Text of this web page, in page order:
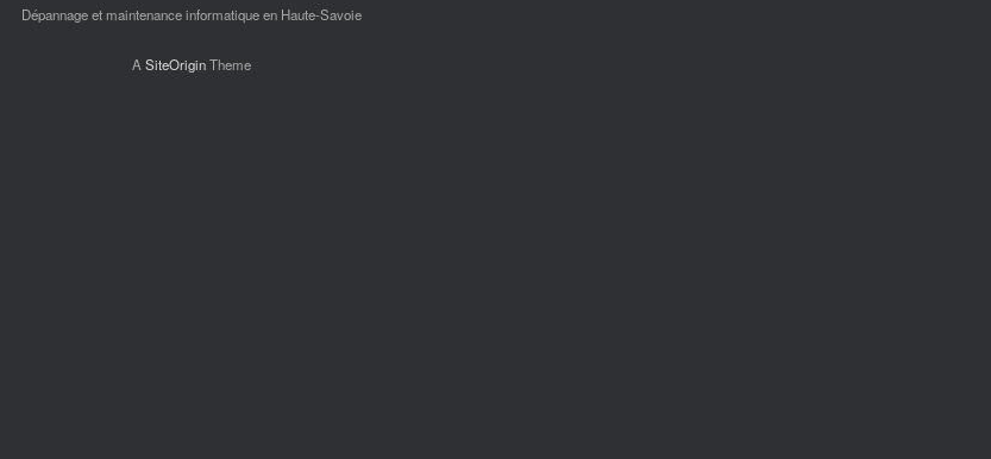
Dépannage et maintenance informatique en Haute-Savoie
A SiteOriginTheme